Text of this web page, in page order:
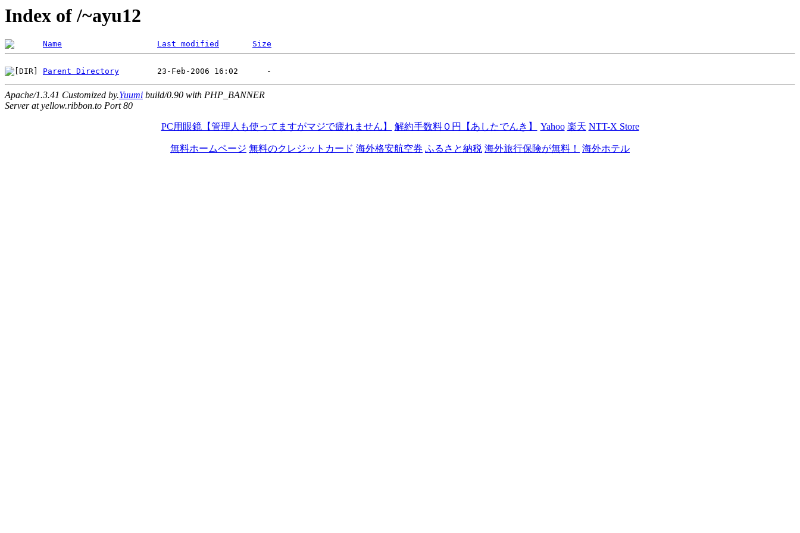
Index of /~ayu12
Name Last modified Size
Parent Directory
Apache/1.3.41 Customized by.Yuumi build/0.90 with PHP_BANNER
Server at yellow.ribbon.to Port 80
PC用眼鏡【管理人も使ってますがマジで疲れません】 解約手数料０円【あしたでんき】 Yahoo 楽天 NTT-X Store
無料ホームページ 無料のクレジットカード 海外格安航空券 ふるさと納税 海外旅行保険が無料！ 海外ホテル